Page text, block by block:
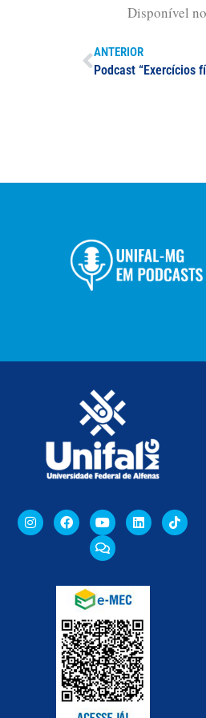
Disponível
ANTERIOR
Podcast “Exercícios